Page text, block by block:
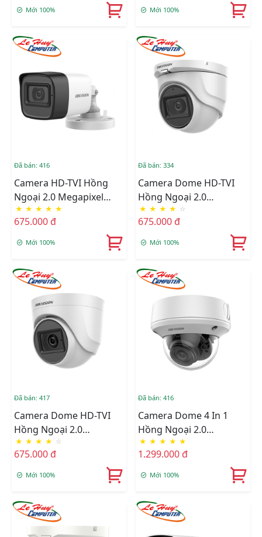
Mới 100% Mới 100%
Đã bán: 416
Camera HD-TVI Hồng
Ngoại 2.0 Megapixel
HIKVISION DS-
2CE16D0T-ITPFS
★ ★ ★ ★ ★
675.000 đ
Mới 100%
Đã bán: 334
Camera Dome HD-TVI
Hồng Ngoại 2.0
Megapixel HIKVISION
DS-2CE76D0T-ITMFS
★ ★ ★ ★ ☆
675.000 đ
Mới 100%
Đã bán: 417
Camera Dome HD-TVI
Hồng Ngoại 2.0
Megapixel HIKVISION
DS-2CE76D0T-ITPFS
★ ★ ★ ★ ☆
675.000 đ
Mới 100%
Đã bán: 416
Camera Dome 4 In 1
Hồng Ngoại 2.0
Megapixel HIKVISION
DS-2CE5AD3T-VPIT3ZF
★ ★ ★ ★ ★
1.299.000 đ
Mới 100%